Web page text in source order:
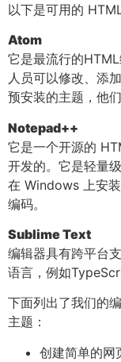
以下是可用的
Atom
它是最流行的
人员可以修改、添
预安装的主题，他
Notepad++
它是一个开源的
开发的。它是轻量
在 Windows 上安
编码。
Sublime Text
编辑器具有跨平台
语言，例如
下面列出了我们的
主题：
创建简单的